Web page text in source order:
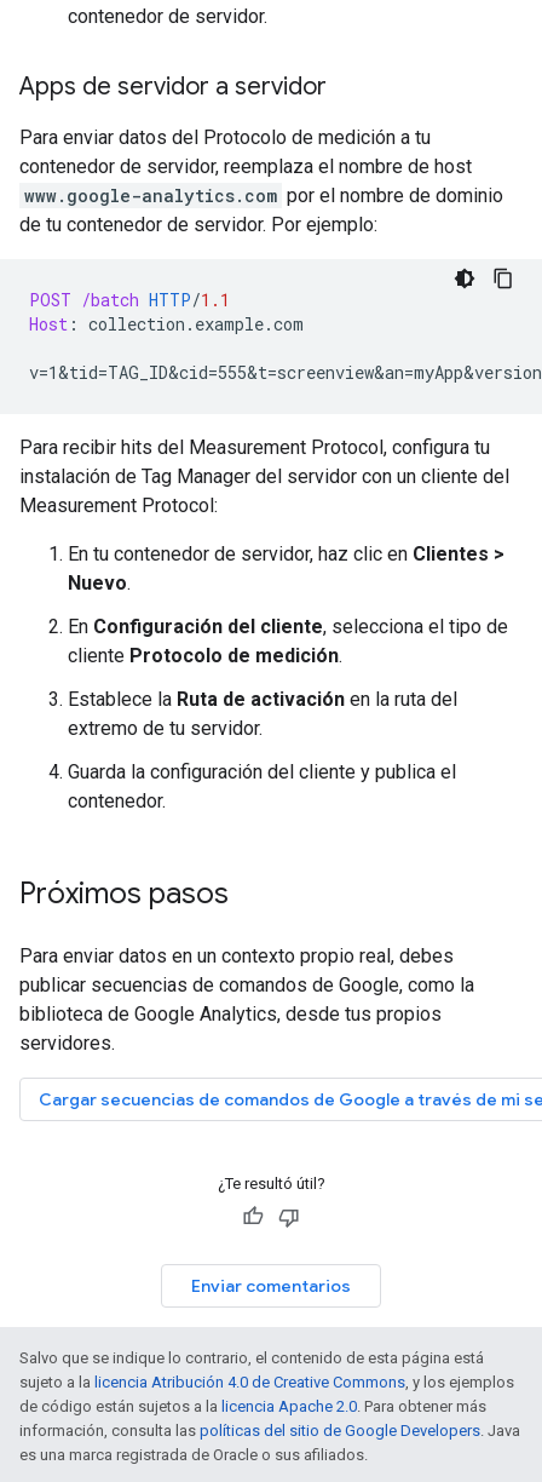
contenedor de servidor.
Apps de servidor a servidor
Para enviar datos del Protocolo de medición a tu
contenedor de servidor, reemplaza el nombre de host
www.google-analytics.com por el nombre de dominio
de tu contenedor de servidor. Por ejemplo:
POST /batch HTTP/1.1
Host : collection.example.com
Para recibir hits del Measurement Protocol, configura tu
instalación de Tag Manager del servidor con un cliente del
Measurement Protocol:
En tu contenedor de servidor, haz clic en Clientes >
Nuevo.
En Configuración del cliente, selecciona el tipo de
cliente Protocolo de medición.
Establece la Ruta de activación en la ruta del
extremo de tu servidor.
Guarda la configuración del cliente y publica el
contenedor.
Próximos pasos
Para enviar datos en un contexto propio real, debes
publicar secuencias de comandos de Google, como la
biblioteca de Google Analytics, desde tus propios
servidores.
Cargar secuencias de comandos de Google a través de mi
¿Te resultó útil?
Enviar comentarios
Salvo que se indique lo contrario, el contenido de esta página está
sujeto a la licencia Atribución 4.0 de Creative Commons, y los ejemplos
de código están sujetos a la licencia Apache 2.0. Para obtener más
información, consulta las políticas del sitio de Google Developers. Java
es una marca registrada de Oracle o sus afiliados.